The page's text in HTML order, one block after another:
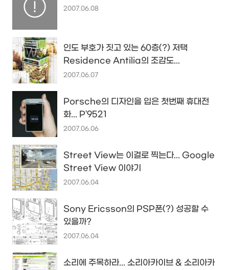
2007.06.08
인도 부호가 짓고 있는 60층(?) 저택
Residence Antilia의 조감도...
2007.06.07
Porsche의 디자인을 입은 첫번째 휴대전
화... P'9521
2007.06.06
Street View는 이걸로 찍는다... Google
Street View 이야기
2007.06.04
Sony Ericsson의 PSP폰(?) 성공할 수
있을까?
2007.06.04
소리에 주목하라... 소리아카이브 & 소리아카